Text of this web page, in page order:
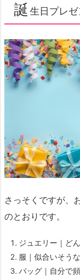
誕 生日プレ
さっそくですが、
のとおりです。
ジュエリー｜ど
服｜似合いそう
バッグ｜自分で